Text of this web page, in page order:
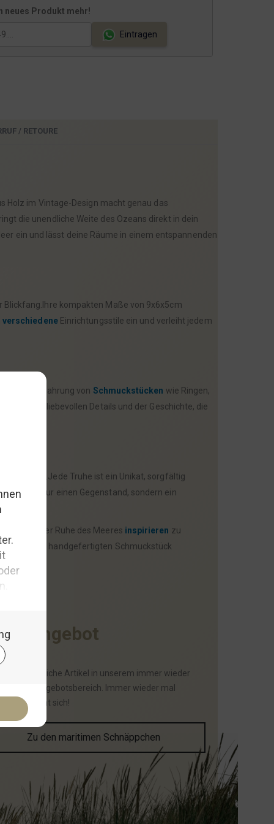
€neues Produkt mehr!
Eintragen
/ RETOURE
Holz im Vintage-Design macht genau das
die unendliche Weite des Ozeans direkt in dein
ein und lässt deine Räume in einem entspannenden
kompakten Maße von 9x6x5cm
verschiedeneEinrichtungsstile ein und verleiht jedem
Aufbewahrung von Schmuckstücken wie Ringen,
von den liebevollen Details und der Geschichte, die
Wahl.Jede Truhe ist ein Unikat, sorgfältig
du nicht nur einen Gegenstand, sondern ein
und der Ruhe des Meeres inspirieren zu
diesem handgefertigten Schmuckstück
Im ngebot
zahlreiche Artikel in unserem immer wieder
Angebotsbereich. Immer wieder mal
lohnt sich!
Zu den maritimen Schnäppchen